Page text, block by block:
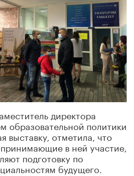
директора
образовательной политики
выставку, отметила, что
в ней участие,
подготовку по
будущего.